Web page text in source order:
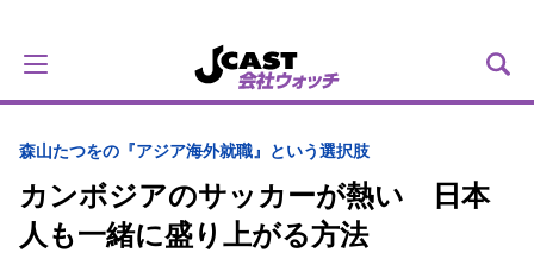
森山たつをの『アジア海外就職』という選択肢
カンボジアのサッカーが熱い 日本
人も一緒に盛り上がる方法